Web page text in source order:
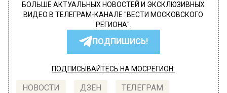
БОЛЬШЕ АКТУАЛЬНЫХ НОВОСТЕЙ И ЭКСКЛЮЗИВНЫХ
ВИДЕО В ТЕЛЕГРАМ-КАНАЛЕ "ВЕСТИ МОСКОВСКОГО
РЕГИОНА".
ПОДПИШИСЬ!
ПОДПИСЫВАЙТЕСЬ НА МОСРЕГИОН:
НОВОСТИ ДЗЕН ТЕЛЕГРАМ